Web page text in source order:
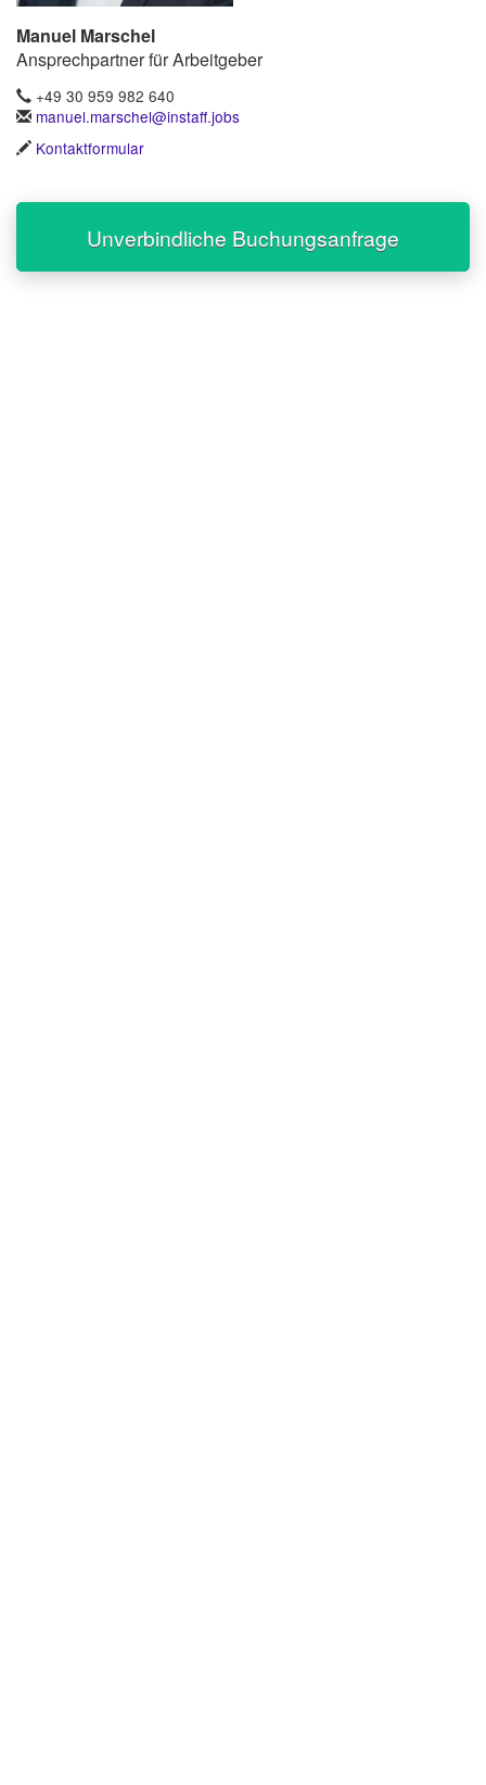
Manuel Marschel
Ansprechpartner für Arbeitgeber
+49 30 959 982 640
manuel.marschel@instaff.jobs
Kontaktformular
Unverbindliche Buchungsanfrage